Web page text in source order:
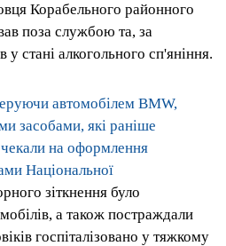
Корабельного районного
поза службою та, за
стані алкогольного сп'яніння.
автомобілем BMW,
засобами, які раніше
на оформлення
Національної
зіткнення було
а також постраждали
госпіталізовано у тяжкому